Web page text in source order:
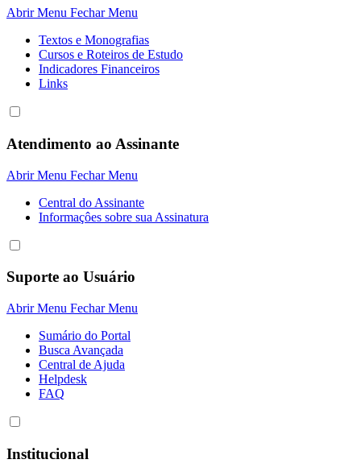
Abrir Menu Fechar Menu
Textos e Monografias
Cursos e Roteiros de Estudo
Indicadores Financeiros
Links
Atendimento ao Assinante
Abrir Menu Fechar Menu
Central do Assinante
Informaçôes sobre sua Assinatura
Suporte ao Usuário
Abrir Menu Fechar Menu
Sumário do Portal
Busca Avançada
Central de Ajuda
Helpdesk
FAQ
Institucional